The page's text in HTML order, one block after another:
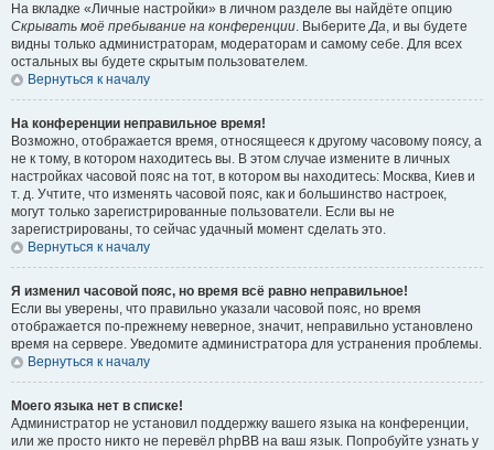
На вкладке «Личные настройки» в личном разделе вы найдёте опцию
Скрывать моё пребывание на конференции. ВыберитеДа, и вы будете
видны только администраторам, модераторам и самому себе. Для всех
остальных вы будете скрытым пользователем.
Вернуться к началу
На конференции неправильное время!
Возможно, отображается время, относящееся к другому часовому поясу, а
не к тому, в котором находитесь вы. В этом случае измените в личных
настройках часовой пояс на тот, в котором вы находитесь: Москва, Киев и
т. д. Учтите, что изменять часовой пояс, как и большинство настроек,
могут только зарегистрированные пользователи. Если вы не
зарегистрированы, то сейчас удачный момент сделать это.
Вернуться к началу
Я изменил часовой пояс, но время всё равно неправильное!
Если вы уверены, что правильно указали часовой пояс, но время
отображается по-прежнему неверное, значит, неправильно установлено
время на сервере. Уведомите администратора для устранения проблемы.
Вернуться к началу
Моего языка нет в списке!
Администратор не установил поддержку вашего языка на конференции,
или же просто никто не перевёл phpBB на ваш язык. Попробуйте узнать у